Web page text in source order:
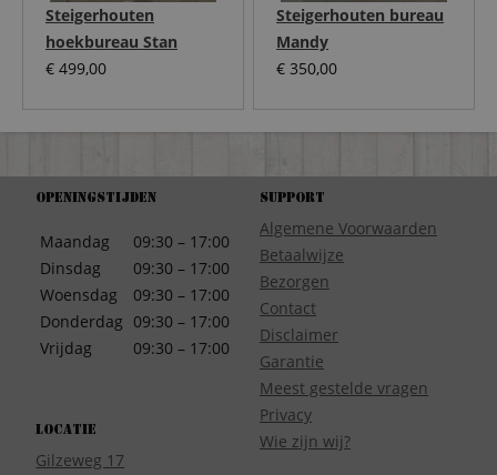
Steigerhouten bureau
Mandy
€ 350,00
Steigerhouten
hoekbureau Stan
€ 499,00
Openingstijden
Maandag
Dinsdag
Woensdag
Donderdag
Vrijdag
09:30 – 17:00
09:30 – 17:00
09:30 – 17:00
09:30 – 17:00
09:30 – 17:00
Locatie
Gilzeweg 17
Support
Algemene Voorwaarden
Betaalwijze
Bezorgen
Contact
Disclaimer
Garantie
Meest gestelde vragen
Privacy
Wie zijn wij?